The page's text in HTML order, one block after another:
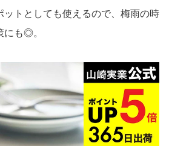
ットとしても使えるので、梅雨の時
にも◎。